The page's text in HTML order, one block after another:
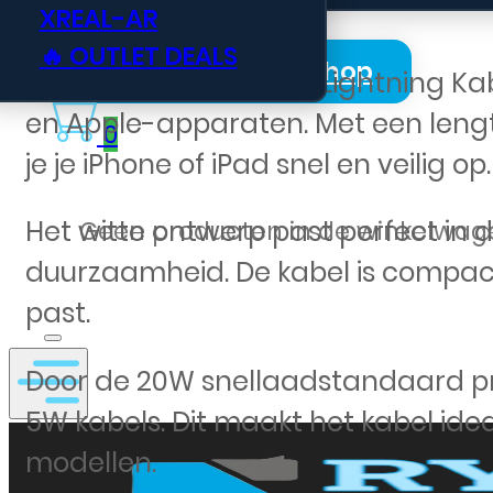
XREAL-AR
🔥 OUTLET DEALS
Login Zakelijk Webshop
0
Geen producten in de
Beschrijving
De XSSIVE USB-C naar
en Apple-apparaten. Met een
je je iPhone of iPad snel en veilig op.
Het witte ontwerp past perfect in
duurzaamheid. De kabel is
past.
Door de 20W snellaadstandaard
5W kabels. Dit maakt het kabel
modellen.